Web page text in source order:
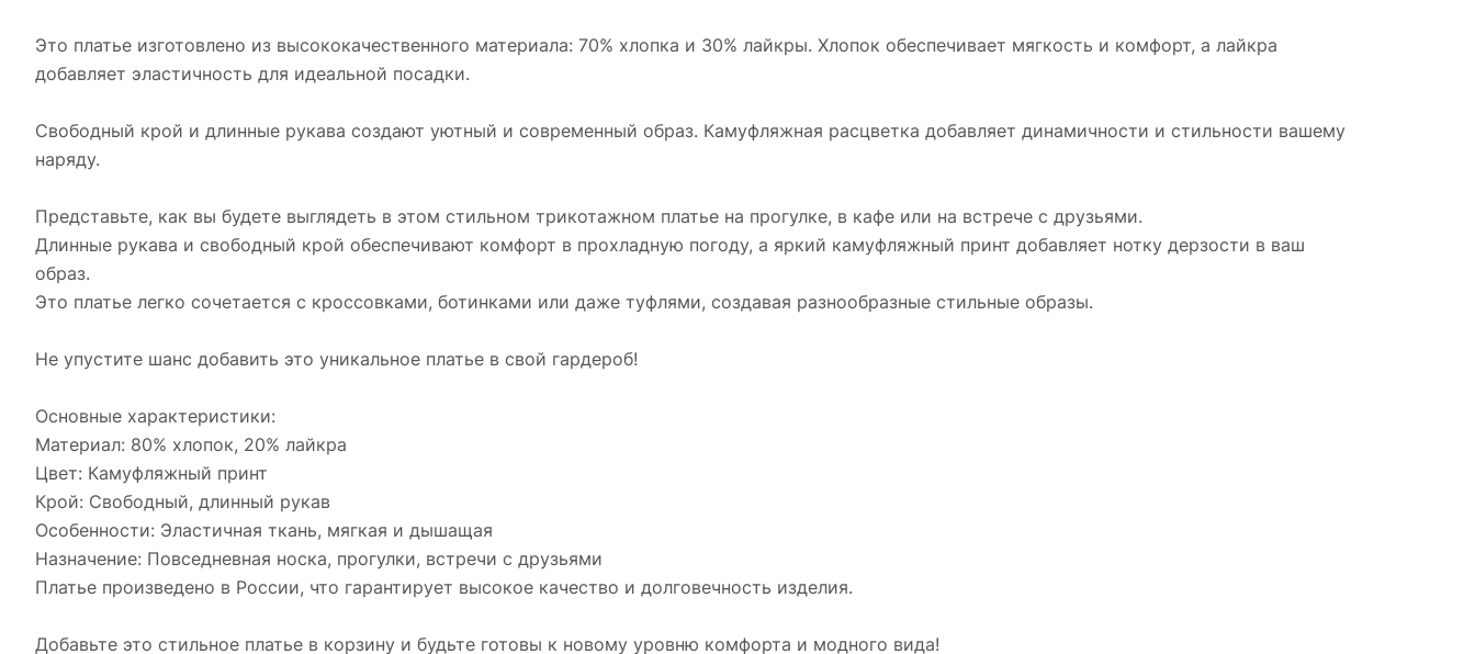
Это платье изготовлено из высококачественного материала: 70% хлопка и 30% лайкры. Хлопок обеспечивает мягкость и комфорт, а лайкра
добавляет эластичность для идеальной посадки.
Свободный крой и длинные рукава создают уютный и современный образ. Камуфляжная расцветка добавляет динамичности и стильности вашему
наряду.
Представьте, как вы будете выглядеть в этом стильном трикотажном платье на прогулке, в кафе или на встрече с друзьями.
Длинные рукава и свободный крой обеспечивают комфорт в прохладную погоду, а яркий камуфляжный принт добавляет нотку дерзости в ваш
образ.
Это платье легко сочетается с кроссовками, ботинками или даже туфлями, создавая разнообразные стильные образы.
Не упустите шанс добавить это уникальное платье в свой гардероб!
Основные характеристики:
Материал: 80% хлопок, 20% лайкра
Цвет: Камуфляжный принт
Крой: Свободный, длинный рукав
Особенности: Эластичная ткань, мягкая и дышащая
Назначение: Повседневная носка, прогулки, встречи с друзьями
Платье произведено в России, что гарантирует высокое качество и долговечность изделия.
Добавьте это стильное платье в корзину и будьте готовы к новому уровню комфорта и модного вида!